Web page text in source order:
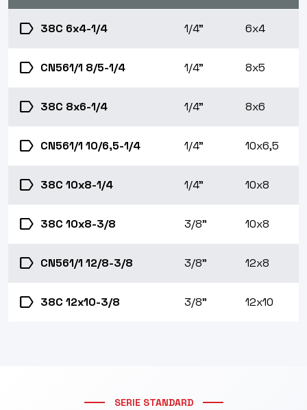
label 38C 6x4-1/4 1/4" 6x4
label CN561/1 8/5-1/4 1/4" 8x5
label 38C 8x6-1/4 1/4" 8x6
label CN561/1 10/6,5-1/4 1/4" 10x6,5
label 38C 10x8-1/4 1/4" 10x8
label 38C 10x8-3/8 3/8" 10x8
label CN561/1 12/8-3/8 3/8" 12x8
label 38C 12x10-3/8 3/8" 12x10
SERIE STANDARD